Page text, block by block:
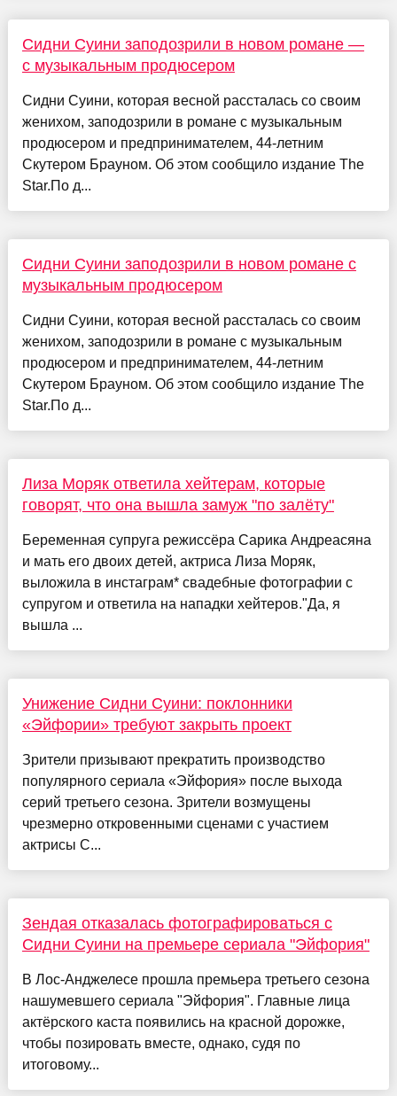
Сидни Суини заподозрили в новом романе —
с музыкальным продюсером
Сидни Суини, которая весной рассталась со своим
женихом, заподозрили в романе с музыкальным
продюсером и предпринимателем, 44-летним
Скутером Брауном. Об этом сообщило издание The
Star.По д...
Сидни Суини заподозрили в новом романе с
музыкальным продюсером
Сидни Суини, которая весной рассталась со своим
женихом, заподозрили в романе с музыкальным
продюсером и предпринимателем, 44-летним
Скутером Брауном. Об этом сообщило издание The
Star.По д...
Лиза Моряк ответила хейтерам, которые
говорят, что она вышла замуж "по залёту"
Беременная супруга режиссёра Сарика Андреасяна
и мать его двоих детей, актриса Лиза Моряк,
выложила в инстаграм* свадебные фотографии с
супругом и ответила на нападки хейтеров."Да, я
вышла ...
Унижение Сидни Суини: поклонники
«Эйфории» требуют закрыть проект
Зрители призывают прекратить производство
популярного сериала «Эйфория» после выхода
серий третьего сезона. Зрители возмущены
чрезмерно откровенными сценами с участием
актрисы С...
Зендая отказалась фотографироваться с
Сидни Суини на премьере сериала "Эйфория"
В Лос-Анджелесе прошла премьера третьего сезона
нашумевшего сериала "Эйфория". Главные лица
актёрского каста появились на красной дорожке,
чтобы позировать вместе, однако, судя по
итоговому...